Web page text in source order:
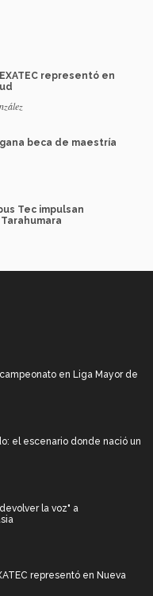
representó en
beca de maestría
Tec impulsan
en Liga Mayor de
el escenario donde nació un
la voz" a
representó en Nueva